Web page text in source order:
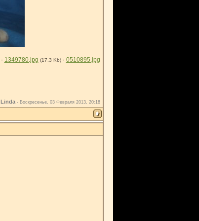
· 1349780.jpg (17.3 Kb) · 0510895.jpg
Linda- Воскресенье, 03 Февраля 2013, 20:18